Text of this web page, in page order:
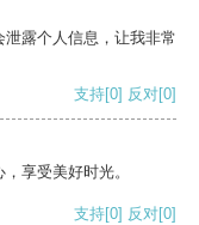
露个人信息，让我非常
支持[0] 反对[0]
享受美好时光。
支持[0] 反对[0]